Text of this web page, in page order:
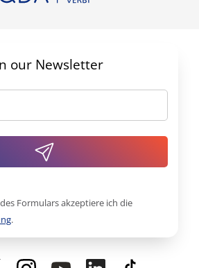
our Newsletter
Formulars akzeptiere ich die
.